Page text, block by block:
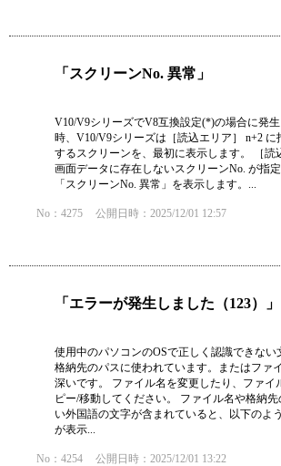
「スクリーンNo. 異常」
V10/V9シリーズでV8互換設定(*)の場合に発
時、V10/V9シリーズは［読込エリア］ n+2 に
するスクリーンを、最初に表示します。 ［読
画面データに存在しないスクリーンNo. が指定
「スクリーンNo. 異常」を表示します。...
No：4275 公開日時：2025/12/01 12:57
「エラーが発生しました（123）」
使用中のパソコンのOSで正しく認識できない
格納先のパスに使われています。またはファ
深いです。 ファイル名を変更したり、ファイ
ピー/移動してください。 ファイル名や格納先のパスに認識できな
い外国語の文字が含まれていると、以下のよ
が表示...
No：4254 公開日時：2025/12/01 13:22